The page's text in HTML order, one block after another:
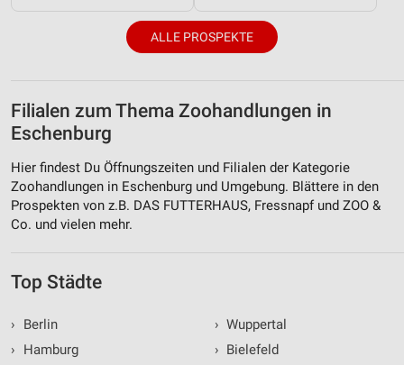
ALLE PROSPEKTE
Filialen zum Thema Zoohandlungen in
Eschenburg
Hier findest Du Öffnungszeiten und Filialen der Kategorie
Zoohandlungen in Eschenburg und Umgebung. Blättere in den
Prospekten von z.B. DAS FUTTERHAUS, Fressnapf und ZOO &
Co. und vielen mehr.
Top Städte
›
Berlin
›
Hamburg
› Wuppertal
› Bielefeld